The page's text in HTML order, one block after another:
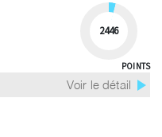
2446
POINTS
Voir le détail play_arrow